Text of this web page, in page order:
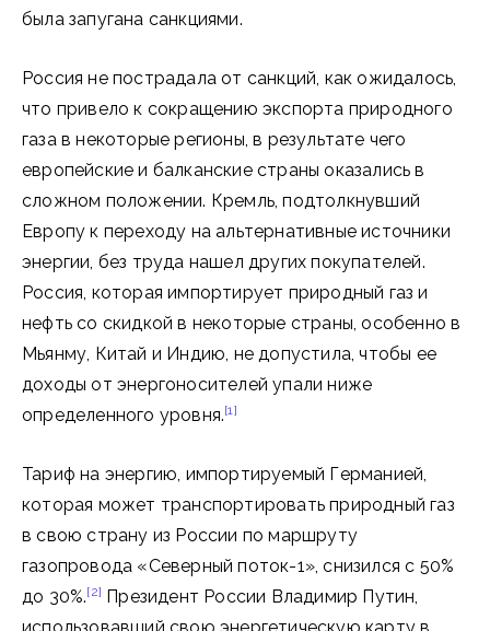
была запугана санкциями.
Россия не пострадала от санкций, как ожидалось,
что привело к сокращению экспорта природного
газа в некоторые регионы, в результате чего
европейские и балканские страны оказались в
сложном положении. Кремль, подтолкнувший
Европу к переходу на альтернативные источники
энергии, без труда нашел других покупателей.
Россия, которая импортирует природный газ и
нефть со скидкой в некоторые страны, особенно в
Мьянму, Китай и Индию, не допустила, чтобы ее
доходы от энергоносителей упали ниже
определенного уровня.[1]
Тариф на энергию, импортируемый Германией,
которая может транспортировать природный газ
в свою страну из России по маршруту
газопровода «Северный поток-1», снизился с 50%
до 30%.[2] Президент России Владимир Путин,